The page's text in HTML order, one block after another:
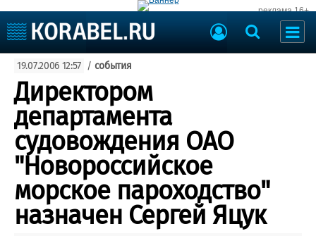
реклама 16+
Судоходство
Судоремонт
События
Пресс-релизы
Порты
Рыболовство
ВМФ
Образование
Яхты и катера
Еще
Судостроение
Пульс
Торговая площадка
Доска объявлений
19.07.2006 12:57 / события
Директором
департамента
судовождения ОАО
"Новороссийское
морское пароходство"
назначен Сергей Яцук